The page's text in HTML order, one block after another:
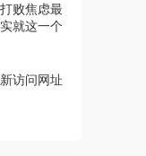
败焦虑最
就这一个
访问网址